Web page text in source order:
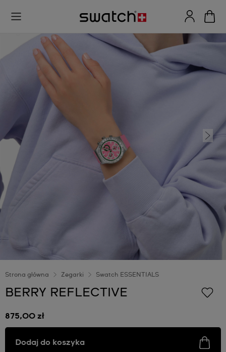
Strona główna Zegarki Swatch ESSENTIALS
BERRY REFLECTIVE
875,00 zł
Dodaj do koszyka